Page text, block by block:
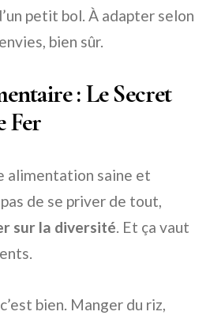
petit bol. À adapter selon
bien sûr.
: Le Secret
Fer
alimentation saine et
de se priver de tout,
sur la diversité. Et ça vaut
bien. Manger du riz,